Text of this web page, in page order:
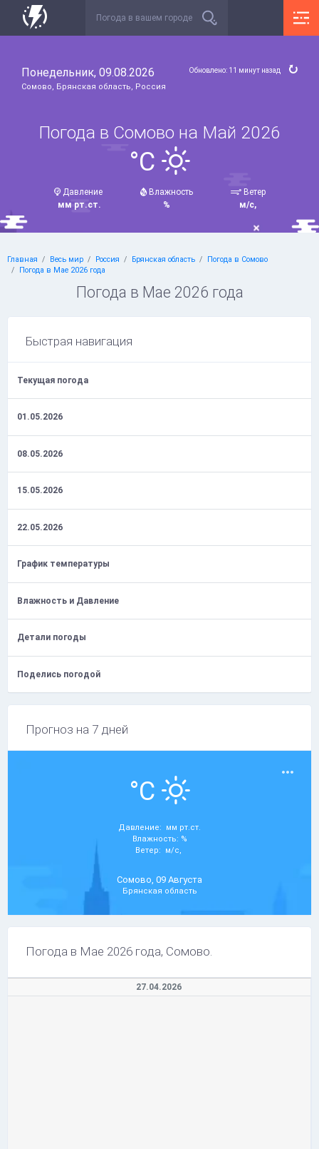
Понедельник, 09.08.2026
Сомово, Брянская область, Россия
Обновлено: 11 минут назад
Погода в Сомово на Май 2026
°C
Давление
мм рт.ст.
Влажность
%
Ветер
м/с,
Главная Весь мир Россия Брянская область
Погода в Сомово
Погода в Мае 2026 года
Погода в Мае 2026 года
Быстрая навигация
Текущая погода
01.05.2026
08.05.2026
15.05.2026
22.05.2026
График температуры
Влажность и Давление
Детали погоды
Поделись погодой
Прогноз на 7 дней
°C
Давление: мм рт.ст.
Влажность: %
Ветер: м/с,
Сомово, 09 Августа
Брянская область
Погода в Мае 2026 года, Сомово.
27.04.2026